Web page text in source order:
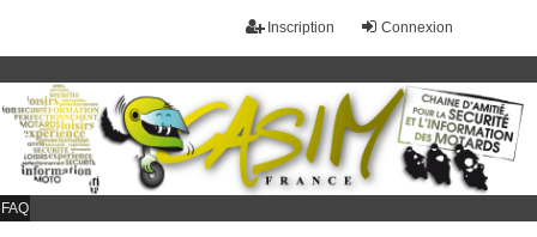
Connexion
Inscription
FAQ